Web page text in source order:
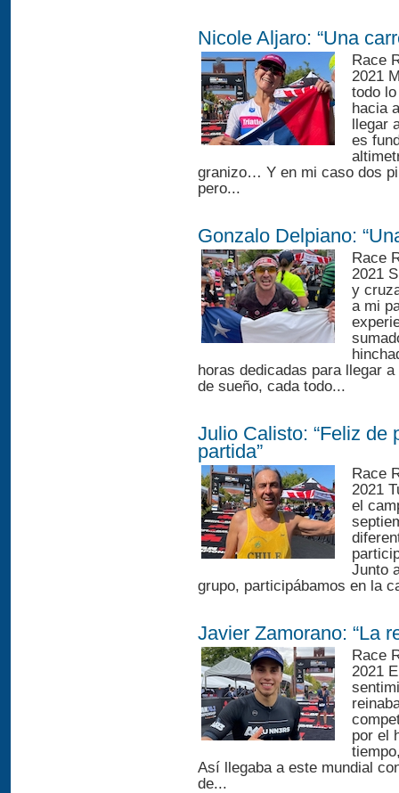
Nicole Aljaro: “Una
Race
2021
todo
hacia
llegar
es
granizo… Y en mi caso dos
pero...
Gonzalo Delpiano:
Race
2021
y
a mi
horas dedicadas para llegar
de sueño, cada todo...
Julio Calisto: “Feliz de
partida”
Race
2021
el
Junto
grupo, participábamos en la
Javier Zamorano: “La
Race
2021
por el
Así llegaba a este mundial
de...